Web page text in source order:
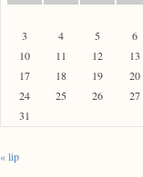
3
4 5 6
10
11 12 13
17
18 19 20
24
25 26 27
31
« lip